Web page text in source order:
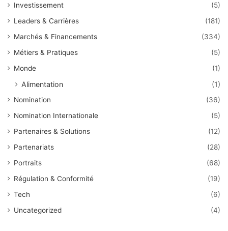
Investissement
(5)
Leaders & Carrières
(181)
Marchés & Financements
(334)
Métiers & Pratiques
(5)
Monde
(1)
Alimentation (1)
Nomination
(36)
Nomination Internationale
(5)
Partenaires & Solutions
(12)
Partenariats
(28)
Portraits
(68)
Régulation & Conformité
(19)
Tech
(6)
Uncategorized
(4)